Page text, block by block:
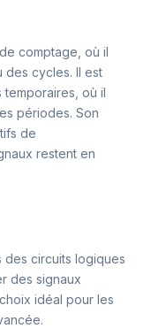
comptage, où il
des cycles. Il est
où il
périodes. Son
de
restent en
des circuits logiques
des signaux
idéal pour les